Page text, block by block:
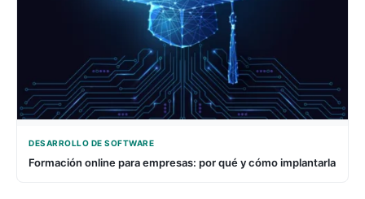
DESARROLLO DE SOFTWARE
Formación online para empresas: por qué y cómo implantarla